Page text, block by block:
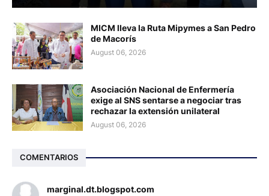
MICM lleva la Ruta Mipymes a San Pedro
de Macorís
August 06, 2026
Asociación Nacional de Enfermería
exige al SNS sentarse a negociar tras
rechazar la extensión unilateral
August 06, 2026
COMENTARIOS
marginal.dt.blogspot.com